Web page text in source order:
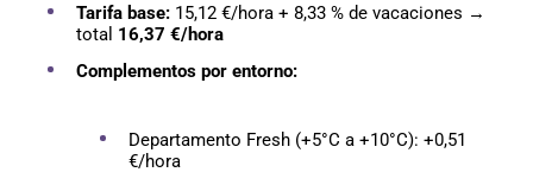
Tarifa base: 15,12 €/hora + 8,33 % de vacaciones →
total 16,37 €/hora
Complementos por entorno:
Departamento Fresh (+5°C a +10°C): +0,51
€/hora